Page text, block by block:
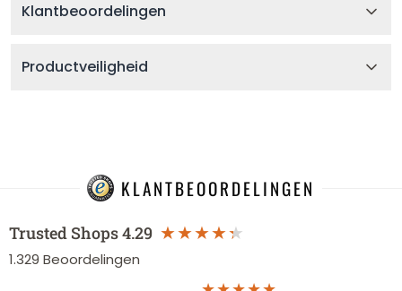
Klantbeoordelingen
Productveiligheid
KLANTBEOORDELINGEN
Trusted Shops4.29
1.329 Beoordelingen